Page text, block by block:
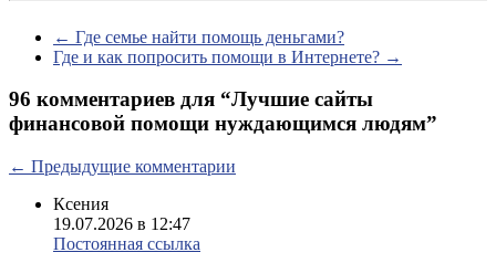
← Где семье найти помощь деньгами?
Где и как попросить помощи в Интернете? →
96 комментариев для “Лучшие сайты
финансовой помощи нуждающимся людям”
Навигация
комментариям
← Предыдущие комментарии
Ксения
19.07.2026 в 12:47
Постоянная ссылка